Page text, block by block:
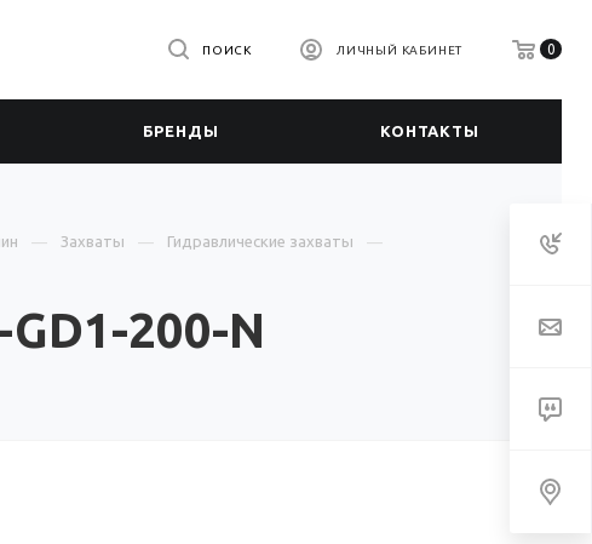
0
ЛИЧНЫЙ КАБИНЕТ
ПОИСК
БРЕНДЫ КОНТАКТЫ
Захваты
Гидравлические захваты
200-N